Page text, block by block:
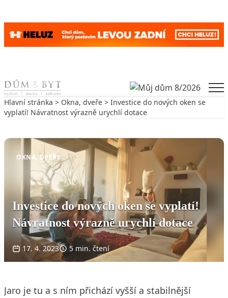
Skip to content
Hlavní stránka > Okna, dveře > Investice do nových oken se
vyplatí! Návratnost výrazně urychlí dotace
OKNA, DVEŘE
Investice do nových oken se vyplatí!
Návratnost výrazně urychlí dotace
17. 4. 2023 5 min. čtení
Jaro je tu a s ním přichází vyšší a stabilnější